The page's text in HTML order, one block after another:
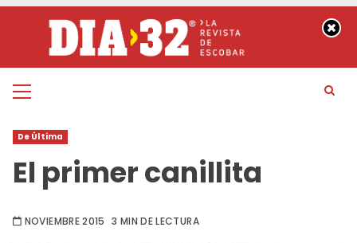
contenido
Menú
De Última
El primer canillita
NOVIEMBRE 2015 3 MIN DE LECTURA